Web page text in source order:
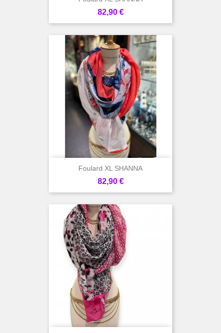
Prix
82,90 €
Foulard XL SHANNA
Prix
82,90 €